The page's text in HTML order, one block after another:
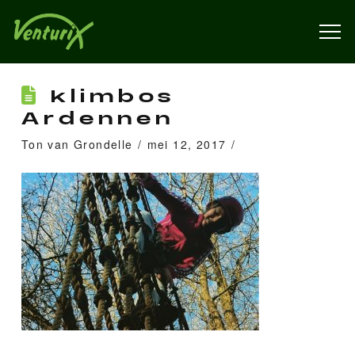
klimbos
Ardennen
Ton van Grondelle mei 12, 2017